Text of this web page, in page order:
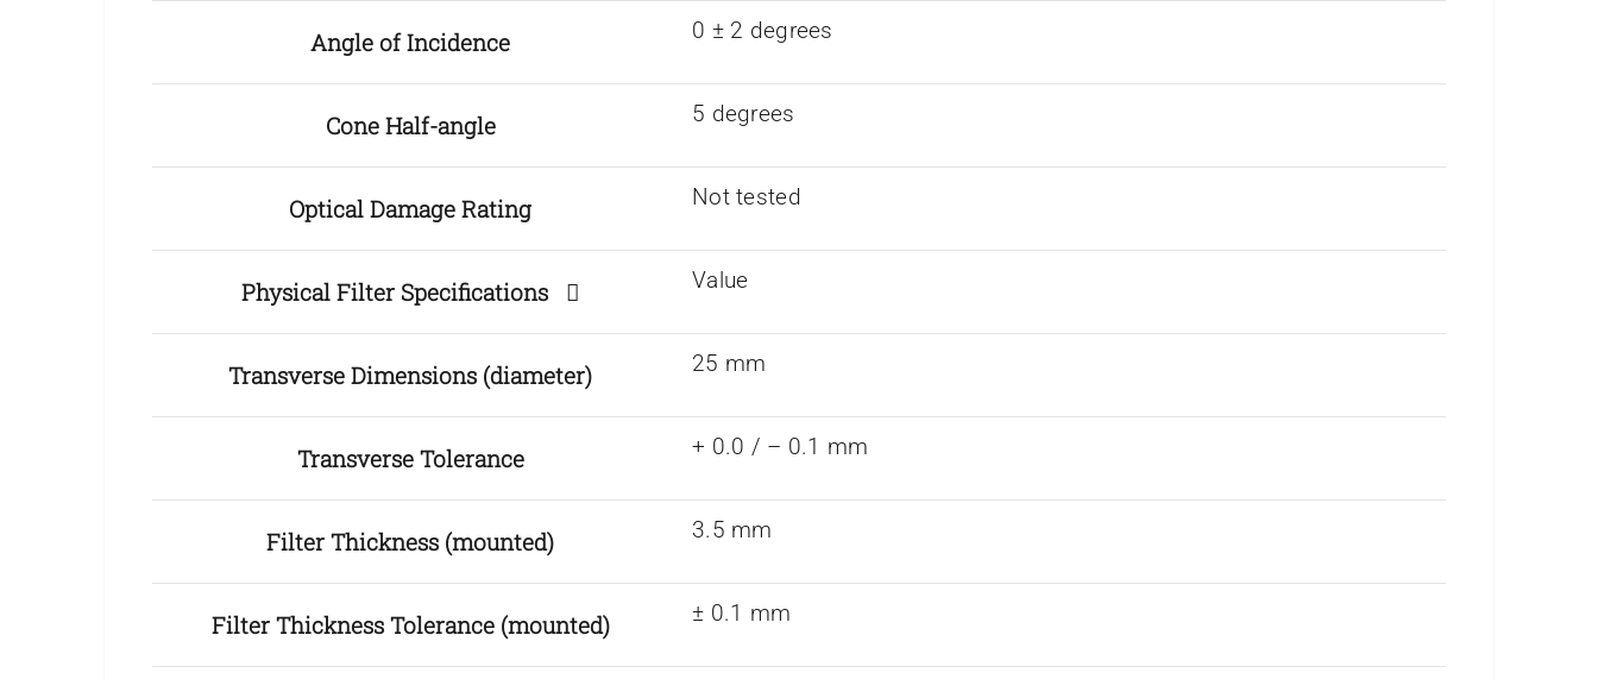
Angle of Incidence 0 ± 2 degrees
Cone Half-angle 5 degrees
Optical Damage Rating Not tested
Physical Filter Specifications Value
Transverse Dimensions (diameter) 25 mm
Transverse Tolerance + 0.0 / – 0.1 mm
Filter Thickness (mounted) 3.5 mm
Filter Thickness Tolerance (mounted) ± 0.1 mm